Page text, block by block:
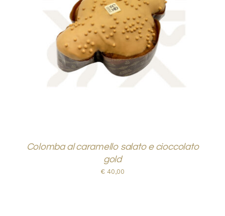
AGGIUNGI AL CARRELLO
/
DETTAGLI
Colomba al caramello salato e cioccolato
gold
€ 40,00